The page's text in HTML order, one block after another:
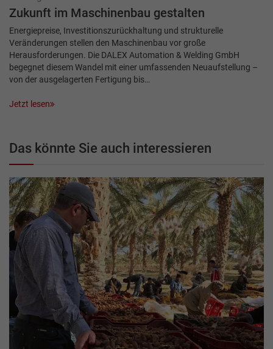
Zukunft im Maschinenbau gestalten
Energiepreise, Investitionszurückhaltung und strukturelle
Veränderungen stellen den Maschinenbau vor große
Herausforderungen. Die DALEX Automation & Welding GmbH
begegnet diesem Wandel mit einer umfassenden Neuaufstellung –
von der ausgelagerten Fertigung bis…
Jetzt lesen
Das könnte Sie auch interessieren